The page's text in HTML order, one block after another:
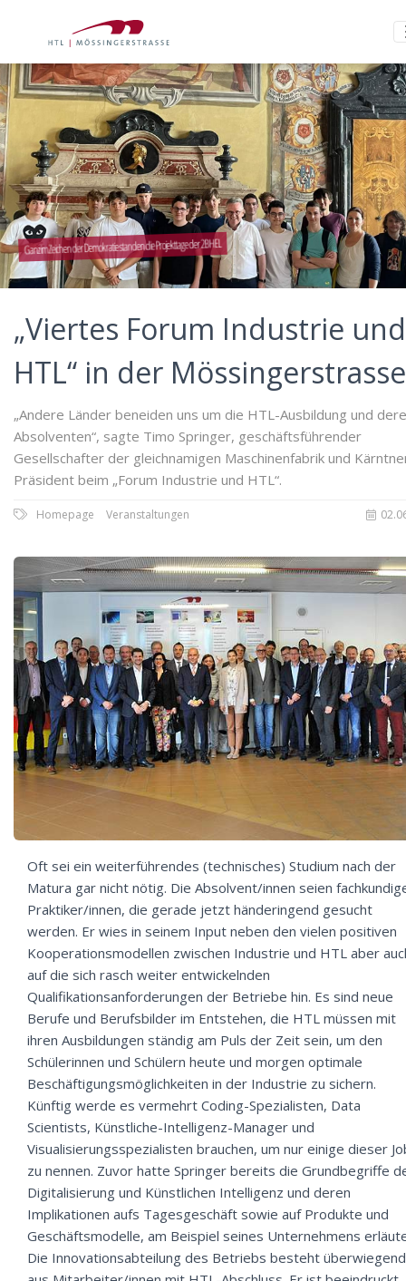
Ganz im Zeichen der Demokratie standen die Projekttage der 2BHEL
„Viertes Forum Industrie und
HTL“ in der Mössingerstrasse
„Andere Länder beneiden uns um die HTL-Ausbildung und
Absolventen“, sagte Timo Springer, geschäftsführender
Gesellschafter der gleichnamigen Maschinenfabrik und
Präsident beim „Forum Industrie und HTL“.
Homepage Veranstaltungen
Oft sei ein weiterführendes (technisches) Studium nach der
Matura gar nicht nötig. Die Absolvent/innen seien
Praktiker/innen, die gerade jetzt händeringend gesucht
werden. Er wies in seinem Input neben den vielen positiven
Kooperationsmodellen zwischen Industrie und HTL aber
auf die sich rasch weiter entwickelnden
Qualifikationsanforderungen der Betriebe hin. Es sind neue
Berufe und Berufsbilder im Entstehen, die HTL müssen mit
ihren Ausbildungen ständig am Puls der Zeit sein, um den
Schülerinnen und Schülern heute und morgen optimale
Beschäftigungsmöglichkeiten in der Industrie zu sichern.
Künftig werde es vermehrt Coding-Spezialisten, Data
Scientists, Künstliche-Intelligenz-Manager und
Visualisierungsspezialisten brauchen, um nur einige dieser
zu nennen. Zuvor hatte Springer bereits die Grundbegriffe
Digitalisierung und Künstlichen Intelligenz und deren
Implikationen aufs Tagesgeschäft sowie auf Produkte und
Geschäftsmodelle, am Beispiel seines Unternehmens
Die Innovationsabteilung des Betriebs besteht überwiegend